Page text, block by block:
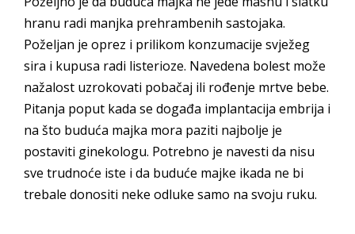
hranu radi manjka prehrambenih sastojaka.
Poželjan je oprez i prilikom konzumacije svježeg
sira i kupusa radi listerioze. Navedena bolest može
nažalost uzrokovati pobačaj ili rođenje mrtve bebe.
Pitanja poput kada se događa implantacija embrija i
na što buduća majka mora paziti najbolje je
postaviti ginekologu. Potrebno je navesti da nisu
sve trudnoće iste i da buduće majke ikada ne bi
trebale donositi neke odluke samo na svoju ruku.